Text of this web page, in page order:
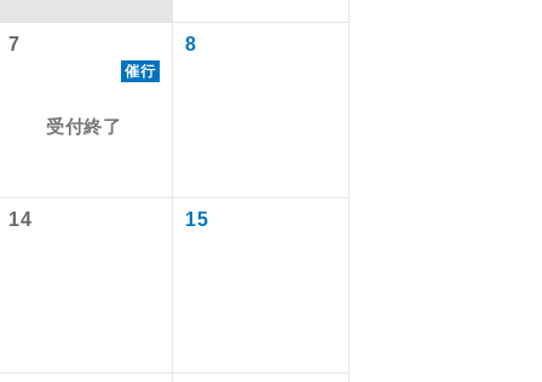
7
催行
受付終了
8
14 15
行しま